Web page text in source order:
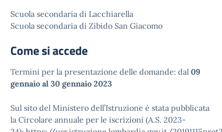
Scuola secondaria di Lacchiarella
Scuola secondaria di Zibido San Giacomo
Come si accede
Termini per la presentazione delle domande: dal 09
gennaio al 30 gennaio 2023
Sul sito del Ministero dell’Istruzione è stata pubblicata
la Circolare annuale per le iscrizioni (A.S. 2023-